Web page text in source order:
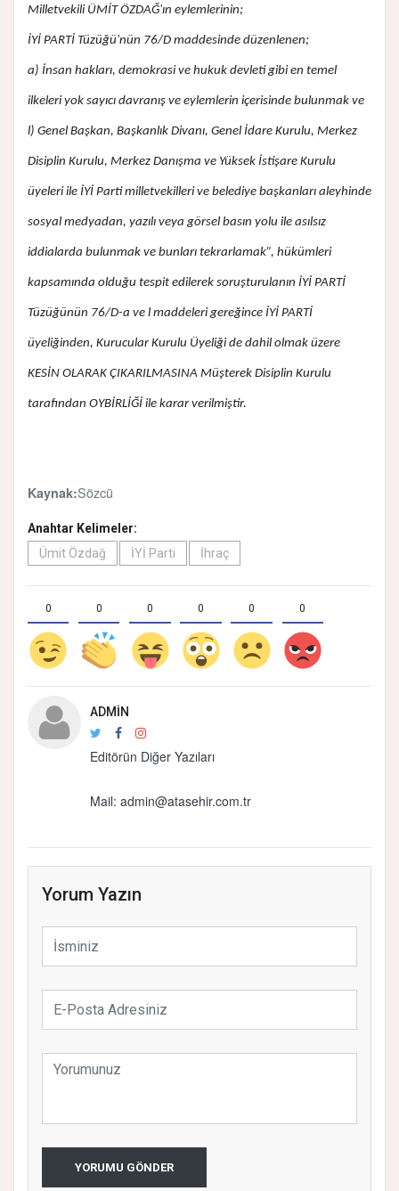
Milletvekili ÜMİT ÖZDAĞ'ın eylemlerinin;
İYİ PARTİ Tüzüğü'nün 76/D maddesinde düzenlenen;
a) İnsan hakları, demokrasi ve hukuk devleti gibi en temel
ilkeleri yok sayıcı davranış ve eylemlerin içerisinde bulunmak ve
l) Genel Başkan, Başkanlık Divanı, Genel İdare Kurulu, Merkez
Disiplin Kurulu, Merkez Danışma ve Yüksek İstişare Kurulu
üyeleri ile İYİ Parti milletvekilleri ve belediye başkanları aleyhinde
sosyal medyadan, yazılı veya görsel basın yolu ile asılsız
iddialarda bulunmak ve bunları tekrarlamak”, hükümleri
kapsamında olduğu tespit edilerek soruşturulanın İYİ PARTİ
Tüzüğünün 76/D-a ve l maddeleri gereğince İYİ PARTİ
üyeliğinden, Kurucular Kurulu Üyeliği de dahil olmak üzere
KESİN OLARAK ÇIKARILMASINA Müşterek Disiplin Kurulu
tarafından OYBİRLİĞİ ile karar verilmiştir.
Kaynak:Sözcü
Anahtar Kelimeler:
Ümit Özdağ
İYİ Parti İhraç
0 0 0 0 0 0
ADMIN
Editörün Diğer Yazıları
Mail: admin@atasehir.com.tr
Yorum Yazın
YORUMU GÖNDER